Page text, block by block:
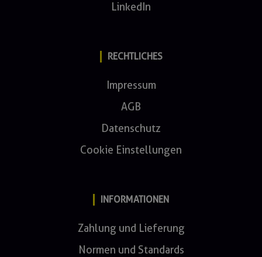
LinkedIn
RECHTLICHES
Impressum
AGB
Datenschutz
Cookie Einstellungen
INFORMATIONEN
Zahlung und Lieferung
Normen und Standards